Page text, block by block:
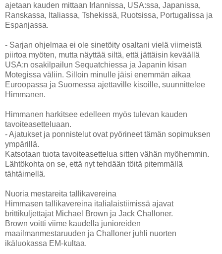
ajetaan kauden mittaan Irlannissa, USA:ssa, Japanissa,
Ranskassa, Italiassa, Tshekissä, Ruotsissa, Portugalissa ja
Espanjassa.
- Sarjan ohjelmaa ei ole sinetöity osaltani vielä viimeistä
piirtoa myöten, mutta näyttää siltä, että jättäisin keväällä
USA:n osakilpailun Sequatchiessa ja Japanin kisan
Motegissa väliin. Silloin minulle jäisi enemmän aikaa
Euroopassa ja Suomessa ajettaville kisoille, suunnittelee
Himmanen.
Himmanen harkitsee edelleen myös tulevan kauden
tavoiteasetteluaan.
- Ajatukset ja ponnistelut ovat pyörineet tämän sopimuksen
ympärillä.
Katsotaan tuota tavoiteasettelua sitten vähän myöhemmin.
Lähtökohta on se, että nyt tehdään töitä pitemmällä
tähtäimellä.
Nuoria mestareita tallikavereina
Himmasen tallikavereina italialaistiimissä ajavat
brittikuljettajat Michael Brown ja Jack Challoner.
Brown voitti viime kaudella junioreiden
maailmanmestaruuden ja Challoner juhli nuorten
ikäluokassa EM-kultaa.